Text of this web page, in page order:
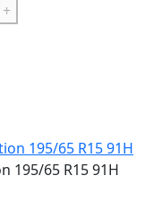
+
195/65 R15 91H